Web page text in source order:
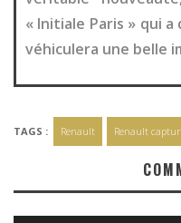
« Initiale Paris » qui
véhiculera une belle
TAGS : Renault Renault captur